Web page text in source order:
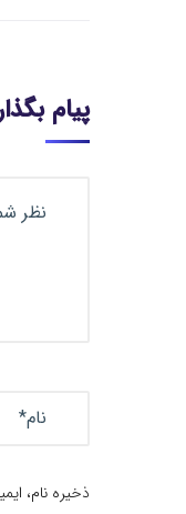
پیام
ذخیره نام،